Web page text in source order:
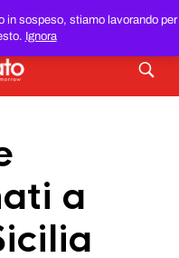
in sospeso, stiamo lavorando per
Ignora
AL MIGLIOR
a